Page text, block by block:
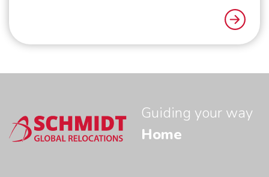
Guiding your way
Home